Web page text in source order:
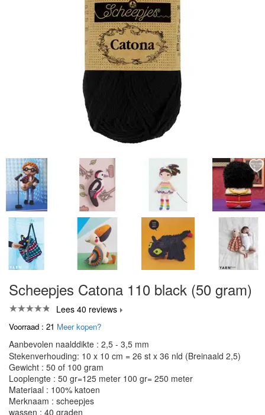
Scheepjes Catona 110 black (50 gram)
Lees 40 reviews
Voorraad : 21 Meer kopen?
Aanbevolen naalddikte : 2,5 - 3,5 mm
Stekenverhouding: 10 x 10 cm = 26 st x 36 nld (Breinaald 2,5)
Gewicht : 50 of 100 gram
Looplengte : 50 gr=125 meter 100 gr= 250 meter
Materiaal : 100% katoen
Merknaam : scheepjes
wassen : 40 graden